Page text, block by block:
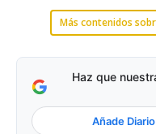
Más contenidos
Haz que
Añade